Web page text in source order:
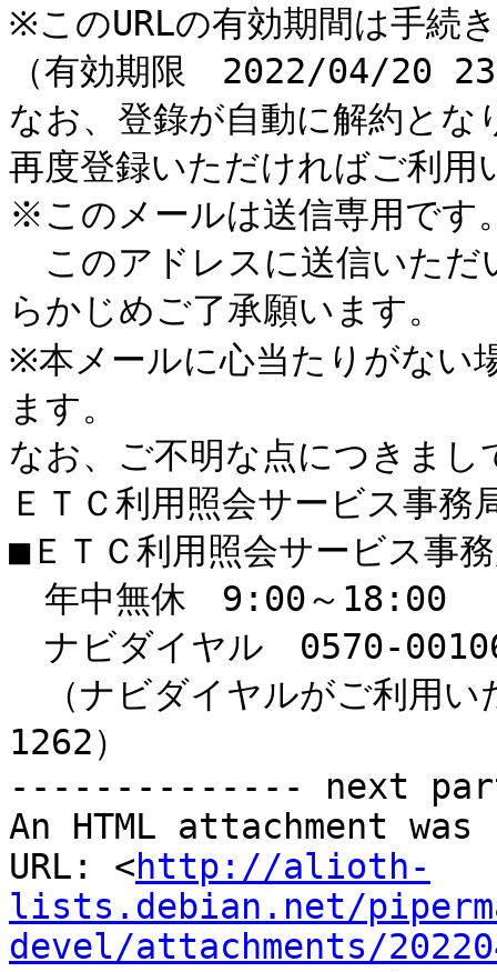
※このURLの有効期間は手続
（有効期限　2022/04/20
なお、登錄が自動に解約とな
再度登録いただければご利用
※このメールは送信専用です
このアドレスに送信いただ
らかじめご了承願います。
※本メールに心当たりがない
ます。
なお、ご不明な点につきまし
ＥＴＣ利用照会サービス事
■ＥＴＣ利用照会サービス事
年中無休　9:00～18:00
ナビダイヤル　0570-
（ナビダイヤルがご利用
1262）
-------------- next
An HTML attachment
URL: <http://alioth-
lists.debian.net/
devel/attachments/